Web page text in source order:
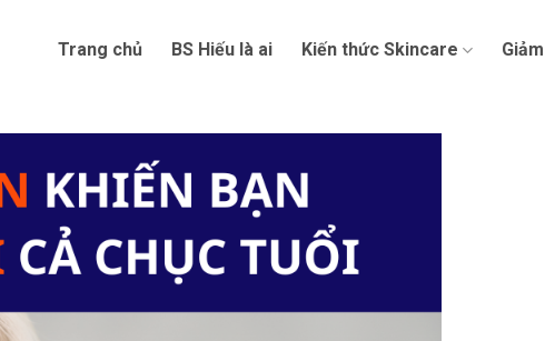
Trang chủ BS Hiếu là ai Kiến thức Skincare